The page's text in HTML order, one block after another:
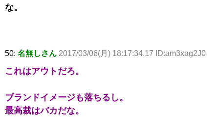
な。
50: 名無しさん 2017/03/06(月) 18:17:34.17 ID:am3xag2J0
これはアウトだろ。
ブランドイメージも落ちるし。
最高裁はバカだな。